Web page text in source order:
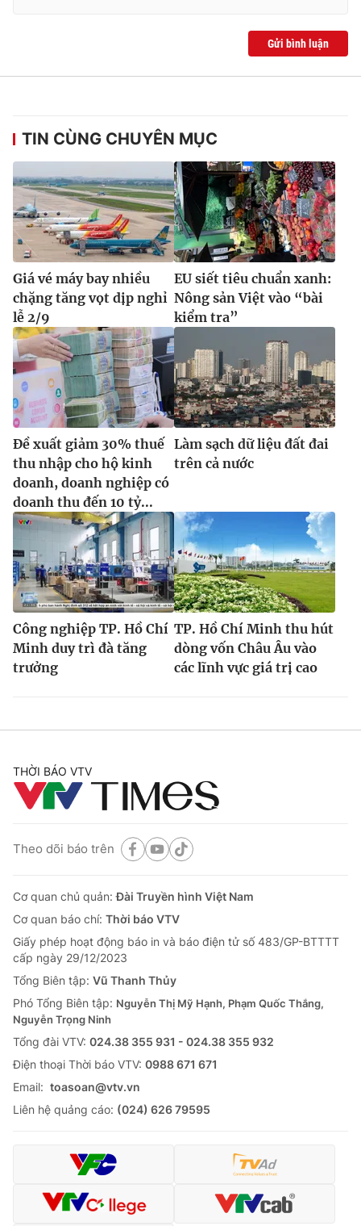
Gửi bình luận
TIN CÙNG CHUYÊN MỤC
Giá vé máy bay nhiều
chặng tăng vọt dịp nghỉ
lễ 2/9
EU siết tiêu chuẩn xanh:
Nông sản Việt vào “bài
kiểm tra”
Đề xuất giảm 30% thuế
thu nhập cho hộ kinh
doanh, doanh nghiệp có
doanh thu đến 10 tỷ...
Làm sạch dữ liệu đất đai
trên cả nước
Công nghiệp TP. Hồ Chí
Minh duy trì đà tăng
trưởng
TP. Hồ Chí Minh thu hút
dòng vốn Châu Âu vào
các lĩnh vực giá trị cao
THỜI BÁO VTV
Theo dõi báo trên
Cơ quan chủ quản:Đài Truyền hình Việt Nam
Cơ quan báo chí: Thời báo VTV
Giấy phép hoạt động báo in và báo điện tử số 483/GP-BTTTT
cấp ngày 29/12/2023
Tổng Biên tập: Vũ Thanh Thủy
Phó Tổng Biên tập: Nguyễn Thị Mỹ Hạnh, Phạm Quốc Thắng,
Nguyễn Trọng Ninh
Tổng đài VTV: 024.38 355 931 - 024.38 355 932
Ðiện thoại Thời báo VTV: 0988 671 671
Email: toasoan@vtv.vn
Liên hệ quảng cáo: (024) 626 79595